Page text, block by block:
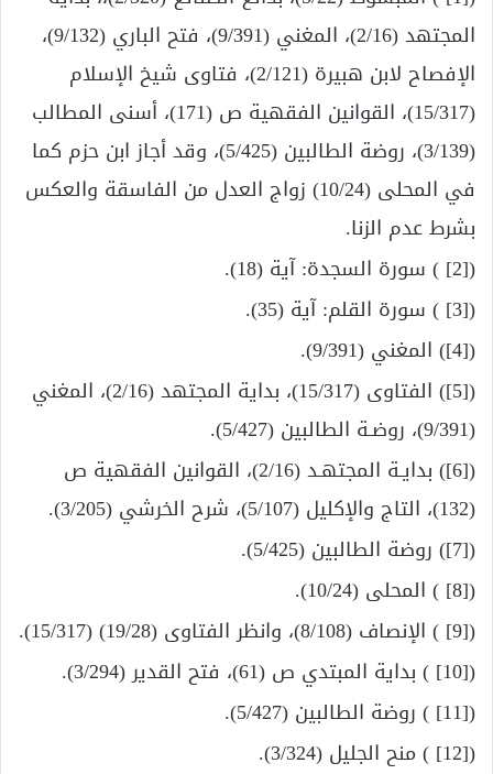
المجتهد (2/16)، المغني (9/391)، فتح الباري (9/132)،
الإفصاح لابن هبيرة (2/121)، فتاوى شيخ الإسلام
(15/317)، القوانين الفقهية ص (171)، أسنى المطالب
(3/139)، روضة الطالبين (5/425)، وقد أجاز ابن حزم كما
في المحلى (10/24) زواج العدل من الفاسقة والعكس
بشرط عدم الزنا.
([2] ) سورة السجدة: آية (18).
([3] ) سورة القلم: آية (35).
([4]) المغني (9/391).
([5]) الفتاوى (15/317)، بداية المجتهد (2/16)، المغني
(9/391)، روضـة الطالبين (5/427).
([6]) بدايـة المجتهـد (2/16)، القوانين الفقهية ص
(132)، التاج والإكليل (5/107)، شرح الخرشي (3/205).
([7]) روضة الطالبين (5/425).
([8] ) المحلى (10/24).
([9] ) الإنصاف (8/108)، وانظر الفتاوى (19/28) (15/317).
([10] ) بداية المبتدي ص (61)، فتح القدير (3/294).
([11] ) روضة الطالبين (5/427).
([12] ) منح الجليل (3/324).